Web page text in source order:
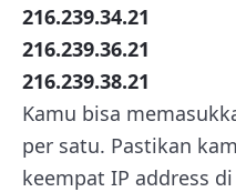
216.239.34.21
216.239.36.21
216.239.38.21
Kamu bisa
per satu. Pastikan
keempat IP address